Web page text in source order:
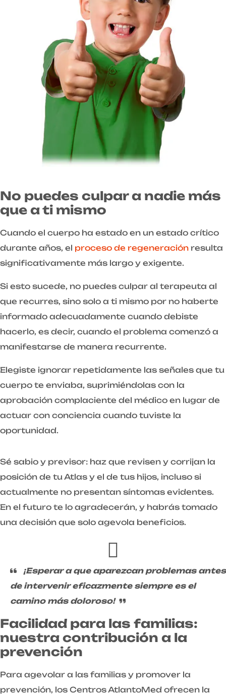
No puedes culpar a nadie más
que a ti mismo
Cuando el cuerpo ha estado en un estado crítico
durante años, el proceso de regeneración resulta
significativamente más largo y exigente.
Si esto sucede, no puedes culpar al terapeuta al
que recurres, sino solo a ti mismo por no haberte
informado adecuadamente cuando debiste
hacerlo, es decir, cuando el problema comenzó a
manifestarse de manera recurrente.
Elegiste ignorar repetidamente las señales que tu
cuerpo te enviaba, suprimiéndolas con la
aprobación complaciente del médico en lugar de
actuar con conciencia cuando tuviste la
oportunidad.
Sé sabio y previsor: haz que revisen y corrijan la
posición de tu Atlas y el de tus hijos, incluso si
actualmente no presentan síntomas evidentes.
En el futuro te lo agradecerán, y habrás tomado
una decisión que solo agevola beneficios.
¡Esperar a que aparezcan problemas antes
de intervenir eficazmente siempre es el
camino más doloroso!
Facilidad para las familias:
nuestra contribución a la
prevención
Para agevolar a las familias y promover la
prevención, los Centros AtlantoMed ofrecen la